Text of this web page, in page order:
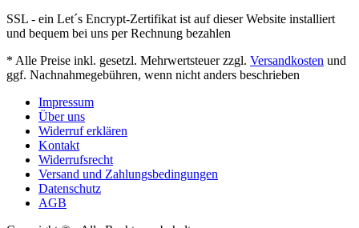
SSL - ein Let´s Encrypt-Zertifikat ist auf dieser Website installiert
und bequem bei uns per Rechnung bezahlen
* Alle Preise inkl. gesetzl. Mehrwertsteuer zzgl. Versandkosten und
ggf. Nachnahmegebühren, wenn nicht anders beschrieben
Impressum
Über uns
Widerruf erklären
Kontakt
Widerrufsrecht
Versand und Zahlungsbedingungen
Datenschutz
AGB